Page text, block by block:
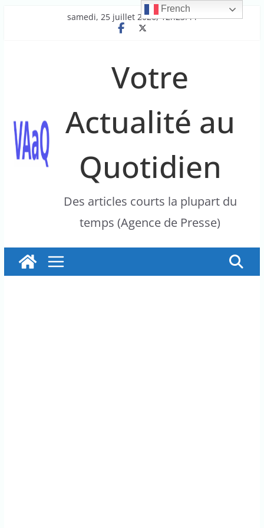
samedi, 25 juillet 2026, 12h23:44
Votre
Actualité au
Quotidien
Des articles courts la plupart du
temps (Agence de Presse)
French